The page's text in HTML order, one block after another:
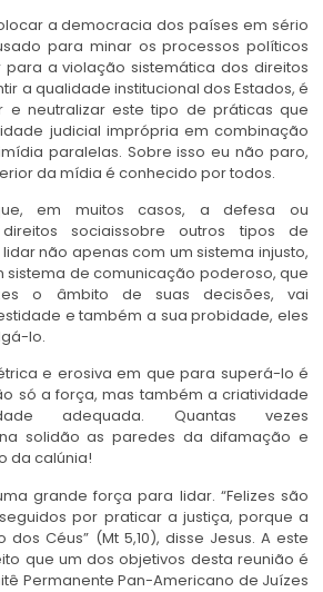
a democracia dos países em sério
para minar os processos políticos
a violação sistemática dos direitos
a qualidade institucional dos Estados, é
e neutralizar este tipo de práticas que
judicial imprópria em combinação
paralelas. Sobre isso eu não paro,
da mídia é conhecido por todos.
em muitos casos, a defesa ou
sociaissobre outros tipos de
não apenas com um sistema injusto,
sistema de comunicação poderoso, que
o âmbito de suas decisões, vai
e também a sua probidade, eles
lo.
e erosiva em que para superá-lo é
só a força, mas também a criatividade
adequada. Quantas vezes
solidão as paredes da difamação e
da calúnia!
grande força para lidar. “Felizes são
por praticar a justiça, porque a
Céus” (Mt 5,10), disse Jesus. A este
que um dos objetivos desta reunião é
Permanente Pan-Americano de Juízes